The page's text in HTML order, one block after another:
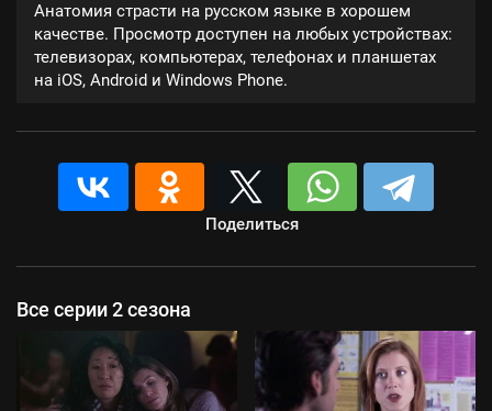
Анатомия страсти на русском языке в хорошем
качестве. Просмотр доступен на любых устройствах:
телевизорах, компьютерах, телефонах и планшетах
на iOS, Android и Windows Phone.
Поделиться
Все серии 2 сезона